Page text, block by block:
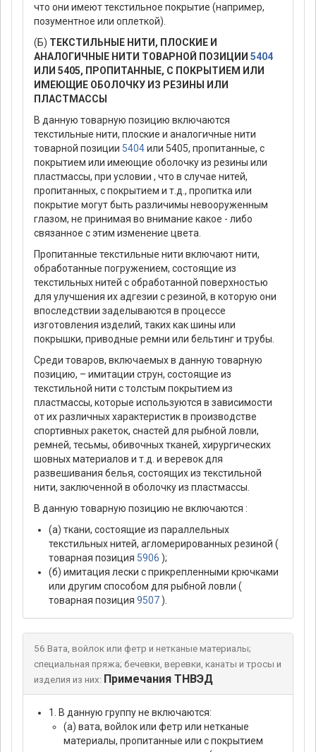
что они имеют текстильное покрытие (например,
позументное или оплеткой).
(Б) ТЕКСТИЛЬНЫЕ НИТИ, ПЛОСКИЕ И
АНАЛОГИЧНЫЕ НИТИ ТОВАРНОЙ ПОЗИЦИИ 5404
ИЛИ 5405, ПРОПИТАННЫЕ, С ПОКРЫТИЕМ ИЛИ
ИМЕЮЩИЕ ОБОЛОЧКУ ИЗ РЕЗИНЫ ИЛИ
ПЛАСТМАССЫ
В данную товарную позицию включаются
текстильные нити, плоские и аналогичные нити
товарной позиции 5404или 5405, пропитанные, с
покрытием или имеющие оболочку из резины или
пластмассы, при условии , что в случае нитей,
пропитанных, с покрытием и т.д., пропитка или
покрытие могут быть различимы невооруженным
глазом, не принимая во внимание какое - либо
связанное с этим изменение цвета.
Пропитанные текстильные нити включают нити,
обработанные погружением, состоящие из
текстильных нитей с обработанной поверхностью
для улучшения их адгезии с резиной, в которую они
впоследствии заделываются в процессе
изготовления изделий, таких как шины или
покрышки, приводные ремни или бельтинг и трубы.
Среди товаров, включаемых в данную товарную
позицию, – имитации струн, состоящие из
текстильной нити с толстым покрытием из
пластмассы, которые используются в зависимости
от их различных характеристик в производстве
спортивных ракеток, снастей для рыбной ловли,
ремней, тесьмы, обивочных тканей, хирургических
шовных материалов и т.д. и веревок для
развешивания белья, состоящих из текстильной
нити, заключенной в оболочку из пластмассы.
В данную товарную позицию не включаются :
(а) ткани, состоящие из параллельных
текстильных нитей, агломерированных резиной (
товарная позиция 5906 );
(б) имитация лески с прикрепленными крючками
или другим способом для рыбной ловли (
товарная позиция 9507).
56 Вата, войлок или фетр и нетканые материалы;
специальная пряжа; бечевки, веревки, канаты и тросы и
изделия из них: Примечания ТНВЭД
1. В данную группу не включаются:
(а) вата, войлок или фетр или нетканые
материалы, пропитанные или с покрытием